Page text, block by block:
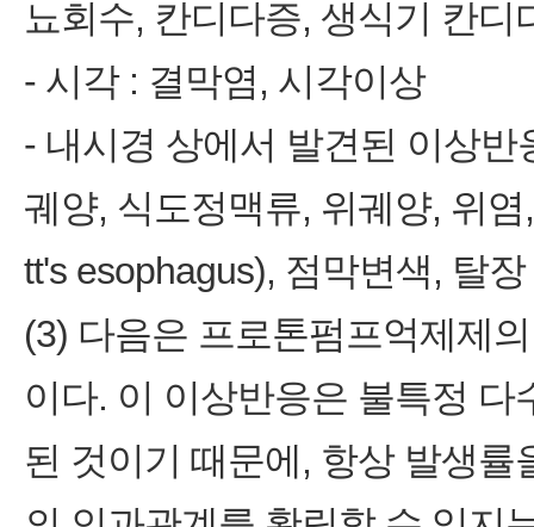
뇨회수, 칸디다증, 생식기 칸디
‑ 시각 : 결막염, 시각이상
‑ 내시경 상에서 발견된 이상
궤양, 식도정맥류, 위궤양, 위
tt's esophagus), 점막변색, 탈장
(3) 다음은 프로톤펌프억제제
이다. 이 이상반응은 불특정
된 것이기 때문에, 항상 발생